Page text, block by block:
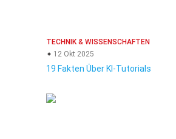
TECHNIK & WISSENSCHAFTEN
12 Okt 2025
19 Fakten Über KI-Tutorials